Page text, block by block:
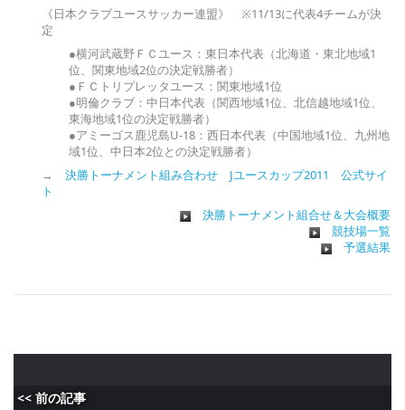
《日本クラブユースサッカー連盟》 ※11/13に代表4チームが決
定
●横河武蔵野ＦＣユース：東日本代表（北海道・東北地域1
位、関東地域2位の決定戦勝者）
●ＦＣトリプレッタユース：関東地域1位
●明倫クラブ：中日本代表（関西地域1位、北信越地域1位、
東海地域1位の決定戦勝者）
●アミーゴス鹿児島U-18：西日本代表（中国地域1位、九州地
域1位、中日本2位との決定戦勝者）
→ 決勝トーナメント組み合わせ Jユースカップ2011 公式サイ
ト
決勝トーナメント組合せ＆大会概要
競技場一覧
予選結果
<< 前の記事